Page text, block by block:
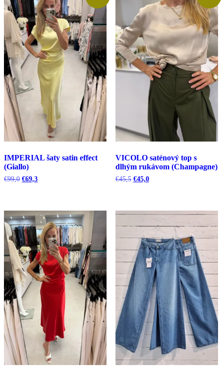
IMPERIAL šaty satin effect
(Giallo)
€99,0 Pôvodná
€69,3Aktuálna
VICOLO saténový top s
dlhým rukávom (Champagne)
€45,5 Pôvodná
€45,0Aktuálna